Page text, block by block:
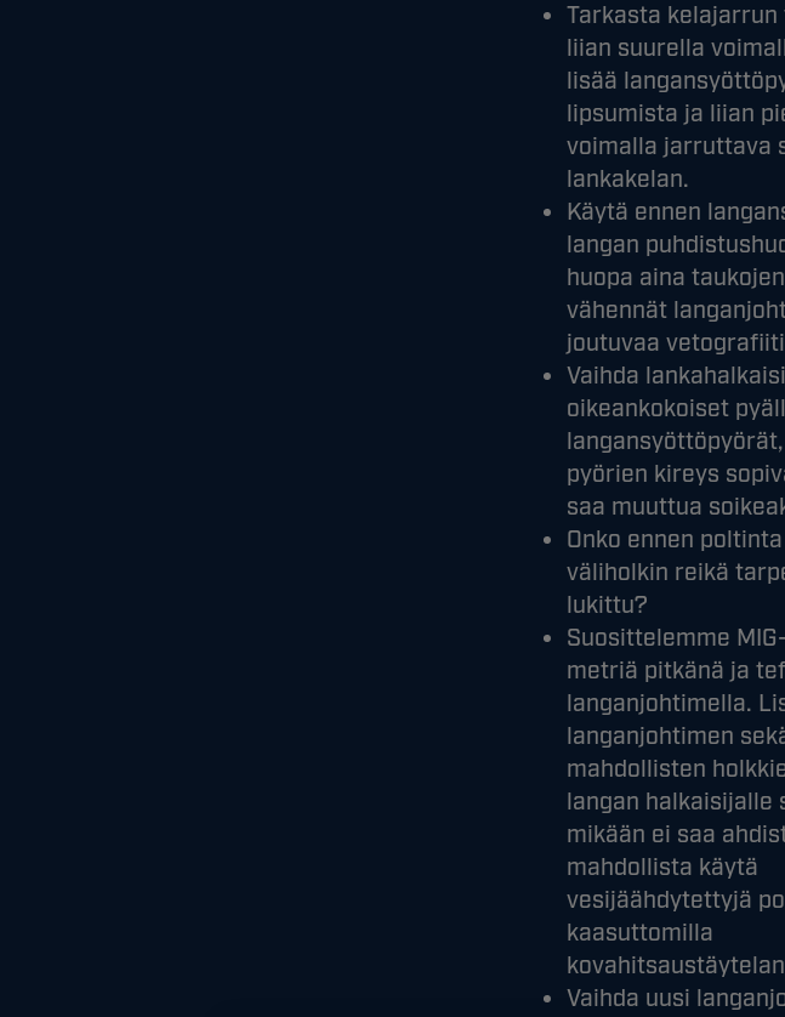
Tarkasta kelajarrun
liian suurella
lisää
lipsumista ja liian
voimalla jarruttava
lankakelan.
Käytä ennen
langan
huopa aina
vähennät
joutuvaa
Vaihda
oikeankokoiset
pyörien kireys
saa muuttua
Onko ennen
väliholkin reikä
lukittu?
Suosittelemme
metriä pitkänä ja
langanjohtimella.
langanjohtimen
mahdollisten
langan halkaisijalle
mikään ei saa
mahdollista käytä
vesijäähdytettyjä
kaasuttomilla
Vaihda uusi